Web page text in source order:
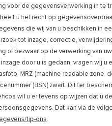
voor de gegevensverwerking in te
u het recht op
die wij van u beschikken in
tot inzage, correctie,
of bezwaar op de verwerking van
door u is gedaan, vragen wij
MRZ (machine readable zone,
(BSN) zwart. Dit ter
wil u er tevens op wijzen dat u
Dat kan via de
tip-ons.